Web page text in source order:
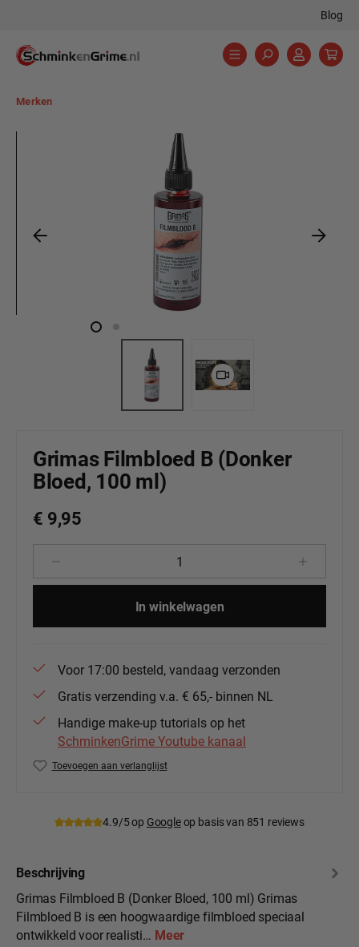
Blog
Merken
Afbeeldingengalerij overslaan
Grimas Filmbloed B (Donker
Bloed, 100 ml)
€ 9,95
Producthoeveelheid: Voer de
In winkelwagen
Voor 17:00 besteld, vandaag verzonden
Gratis verzending v.a. € 65,- binnen NL
Handige make-up tutorials op het
SchminkenGrime Youtube kanaal
Toevoegen aan verlanglijst
4.9/5 op Googleop basis van 851 reviews
Beschrijving
Grimas Filmbloed B (Donker Bloed, 100 ml) Grimas
Filmbloed B is een hoogwaardige filmbloed speciaal
ontwikkeld voor realisti… Meer